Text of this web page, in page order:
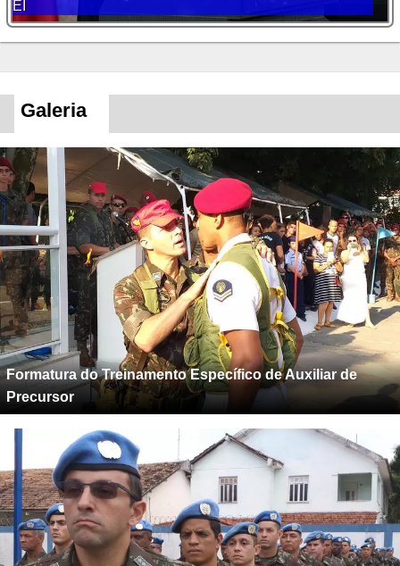
EI
Galeria
Formatura do Treinamento Específico de Auxiliar de
Precursor